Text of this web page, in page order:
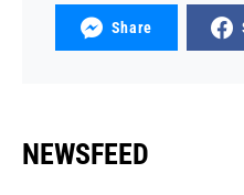
Share
NEWSFEED